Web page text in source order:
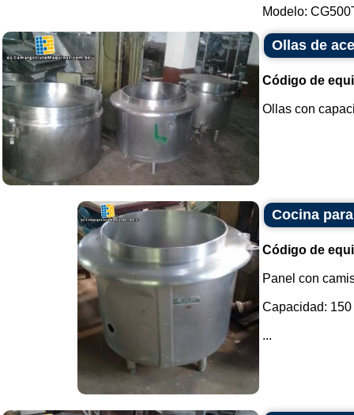
Modelo:
Ollas de
Código de
Ollas con
Cocina
Código de
Panel con
Capacidad: 150
...